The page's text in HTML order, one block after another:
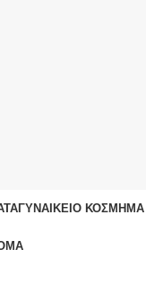
ΓΥΝΑΙΚΕΊΟ ΚΟΣΜΉΜΑ